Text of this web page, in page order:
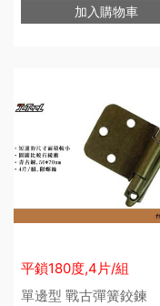
加入購物車
平鎖180度,4片/組
單邊型 戰古彈簧鉸鍊